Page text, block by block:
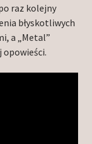
raz kolejny
błyskotliwych
a „Metal”